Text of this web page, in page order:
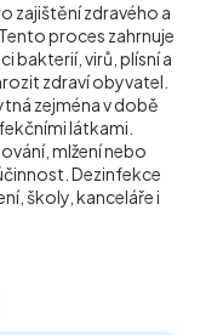
zajištění zdravého a
proces zahrnuje
bakterií, virů, plísní a
zdraví obyvatel.
zejména v době
látkami.
mlžení nebo
Dezinfekce
školy, kanceláře i